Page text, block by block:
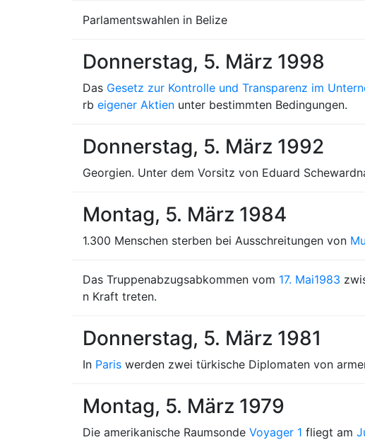
Parlamentswahlen in Belize
Donnerstag, 5. März 1998
Das Gesetz zur Kontrolle und Transparenz im
rb eigener Aktien unter bestimmten Bedingungen.
Donnerstag, 5. März 1992
Georgien. Unter dem Vorsitz von Eduard
Montag, 5. März 1984
1.300 Menschen sterben bei Ausschreitungen von
Das Truppenabzugsabkommen vom 17. Mai1983
n Kraft treten.
Donnerstag, 5. März 1981
In Paris werden zwei türkische Diplomaten von
Montag, 5. März 1979
Die amerikanische Raumsonde Voyager 1 fliegt am